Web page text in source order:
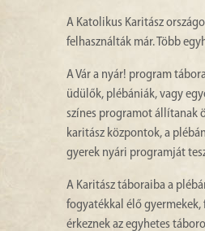
A Katolikus Karitász
felhasználták már. Több
A Vár a nyár! program
üdülők, plébániák, vagy
színes programot állítanak
karitász központok, a
gyerek nyári programját
A Karitász táboraiba a
fogyatékkal élő gyermekek,
érkeznek az egyhetes